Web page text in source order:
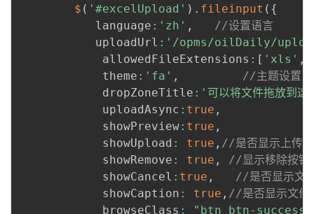
$ ( '#excelUpload' ) . fileinput ( {
           language
: 'zh' ,
//设置语言
           uploadUrl
: '/opms/oilDaily/
            allowedFileExtensions
: [ 'xls' ,
            theme
: 'fa' ,
//主题设置
            dropZoneTitle
: '可以将文件拖放到
            uploadAsync
: true ,
            showPreview
: true ,
            showUpload
: true , //是否显示上传
            showRemove
: true ,
//显示移除按钮
            showCancel
: true ,
//是否显示文
            showCaption
: true , //是否显示文件
            browseClass
: "btn btn-success"